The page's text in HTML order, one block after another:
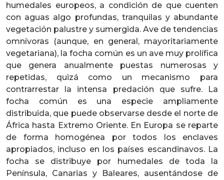
humedales europeos, a condición de que cuenten
con aguas algo profundas, tranquilas y abundante
vegetación palustre y sumergida. Ave de tendencias
omnívoras (aunque, en general, mayoritariamente
vegetariana), la focha común es un ave muy prolífica
que genera anualmente puestas numerosas y
repetidas, quizá como un mecanismo para
contrarrestar la intensa predación que sufre. La
focha común es una especie ampliamente
distribuida, que puede observarse desde el norte de
África hasta Extremo Oriente. En Europa se reparte
de forma homogénea por todos los enclaves
apropiados, incluso en los países escandinavos. La
focha se distribuye por humedales de toda la
Península, Canarias y Baleares, ausentándose de